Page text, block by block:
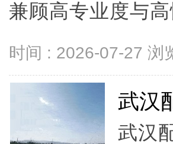
兼顾高专业度与
时间 : 2026-07-27 浏
武汉
武汉